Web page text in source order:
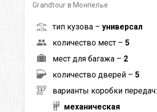
Grandtour в Монпелье
тип кузова – универсал
количество мест – 5
мест для багажа – 2
количество дверей – 5
варианты коробки передач:
механическая